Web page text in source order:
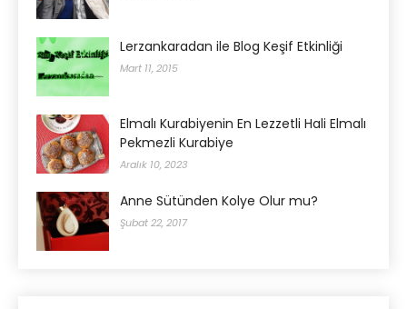
Lerzankaradan ile Blog Keşif Etkinliği
Mart 11, 2015
Elmalı Kurabiyenin En Lezzetli Hali Elmalı
Pekmezli Kurabiye
Aralık 10, 2023
Anne Sütünden Kolye Olur mu?
Şubat 22, 2017